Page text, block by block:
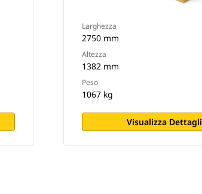
Larghezza
2750 mm
Altezza
1382 mm
Peso
1067 kg
Visualizza Dettagli